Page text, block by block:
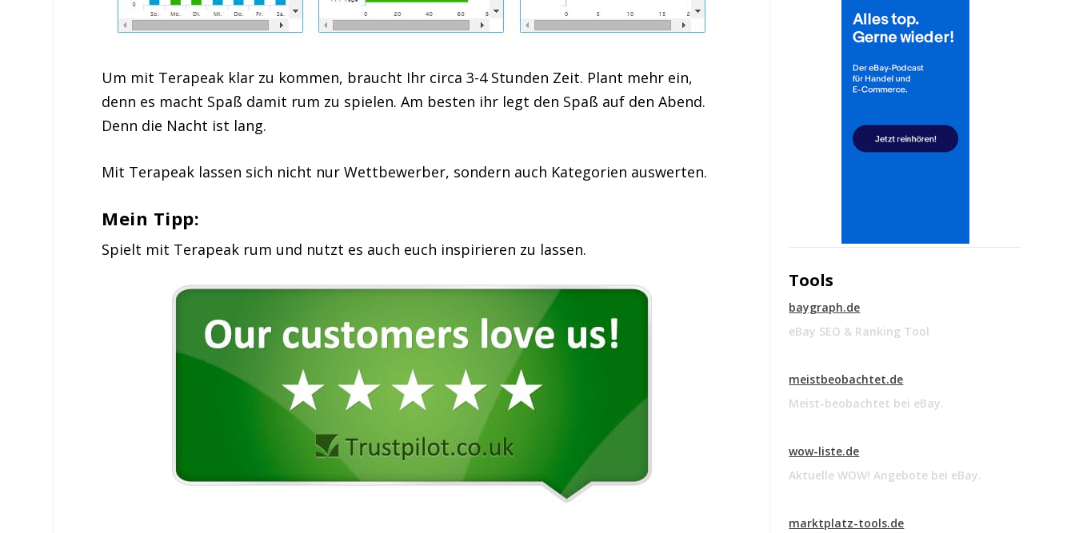
Um mit Terapeak klar zu kommen, braucht Ihr circa 3-4 Stunden Zeit. Plant mehr ein,
denn es macht Spaß damit rum zu spielen. Am besten ihr legt den Spaß auf den Abend.
Denn die Nacht ist lang.
Mit Terapeak lassen sich nicht nur Wettbewerber, sondern auch Kategorien auswerten.
Mein Tipp:
Spielt mit Terapeak rum und nutzt es auch euch inspirieren zu lassen.
Tools
baygraph.de
eBay SEO & Ranking Tool
meistbeobachtet.de
Meist-beobachtet bei eBay.
wow-liste.de
Aktuelle WOW! Angebote bei eBay.
marktplatz-tools.de